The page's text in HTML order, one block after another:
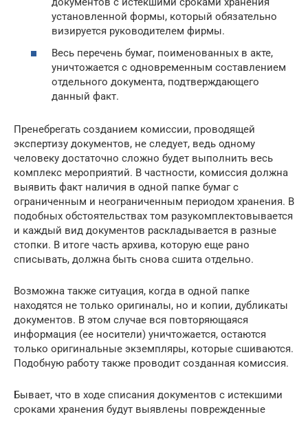
установленной формы, который обязательно
визируется руководителем фирмы.
Весь перечень бумаг, поименованных в акте,
уничтожается с одновременным составлением
отдельного документа, подтверждающего
данный факт.
Пренебрегать созданием комиссии, проводящей
экспертизу документов, не следует, ведь одному
человеку достаточно сложно будет выполнить весь
комплекс мероприятий. В частности, комиссия должна
выявить факт наличия в одной папке бумаг с
ограниченным и неограниченным периодом хранения. В
подобных обстоятельствах том разукомплектовывается
и каждый вид документов раскладывается в разные
стопки. В итоге часть архива, которую еще рано
списывать, должна быть снова сшита отдельно.
Возможна также ситуация, когда в одной папке
находятся не только оригиналы, но и копии, дубликаты
документов. В этом случае вся повторяющаяся
информация (ее носители) уничтожается, остаются
только оригинальные экземпляры, которые сшиваются.
Подобную работу также проводит созданная комиссия.
Бывает, что в ходе списания документов с истекшими
сроками хранения будут выявлены поврежденные